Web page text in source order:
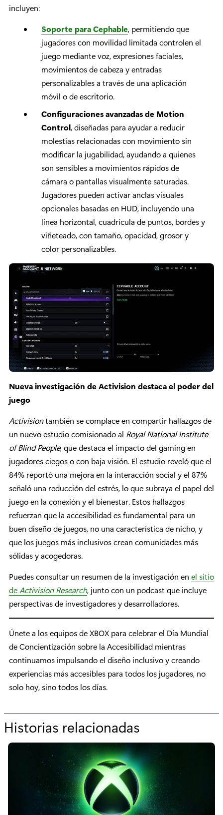
incluyen:
Soporte para Cephable, permitiendo que
jugadores con movilidad limitada controlen el
juego mediante voz, expresiones faciales,
movimientos de cabeza y entradas
personalizables a través de una aplicación
móvil o de escritorio.
Configuraciones avanzadas de Motion
Control, diseñadas para ayudar a reducir
molestias relacionadas con movimiento sin
modificar la jugabilidad, ayudando a quienes
son sensibles a movimientos rápidos de
cámara o pantallas visualmente saturadas.
Jugadores pueden activar anclas visuales
opcionales basadas en HUD, incluyendo una
línea horizontal, cuadrícula de puntos, bordes y
viñeteado, con tamaño, opacidad, grosor y
color personalizables.
Nueva investigación de Activision destaca el poder del
juego
Activisiontambién se complace en compartir hallazgos de
un nuevo estudio comisionado al Royal National Institute
of Blind People, que destaca el impacto del gaming en
jugadores ciegos o con baja visión. El estudio reveló que el
84% reportó una mejora en la interacción social y el 87%
señaló una reducción del estrés, lo que subraya el papel del
juego en la conexión y el bienestar. Estos hallazgos
refuerzan que la accesibilidad es fundamental para un
buen diseño de juegos, no una característica de nicho, y
que los juegos más inclusivos crean comunidades más
sólidas y acogedoras.
Puedes consultar un resumen de la investigación en el sitio
de Activision Research, junto con un podcast que incluye
perspectivas de investigadores y desarrolladores.
Únete a los equipos de XBOX para celebrar el Día Mundial
de Concientización sobre la Accesibilidad mientras
continuamos impulsando el diseño inclusivo y creando
experiencias más accesibles para todos los jugadores, no
solo hoy, sino todos los días.
Historias relacionadas
o
r
“
X